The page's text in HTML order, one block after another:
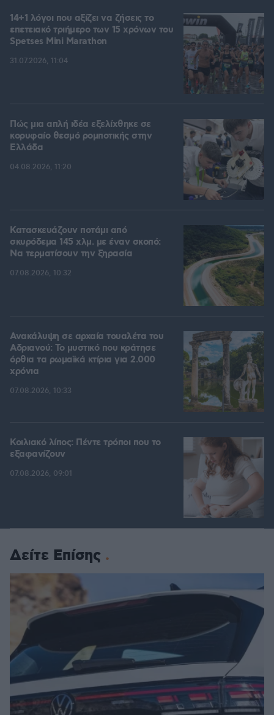
14+1 λόγοι που αξίζει να ζήσεις το
επετειακό τριήμερο των 15 χρόνων του
Spetses Mini Marathon
31.07.2026, 11:04
Πώς μια απλή ιδέα εξελίχθηκε σε
κορυφαίο θεσμό ρομποτικής στην
Ελλάδα
04.08.2026, 11:20
Κατασκευάζουν ποτάμι από
σκυρόδεμα 145 χλμ. με έναν σκοπό:
Να τερματίσουν την ξηρασία
07.08.2026, 10:32
Ανακάλυψη σε αρχαία τουαλέτα του
Αδριανού: Το μυστικό που κράτησε
όρθια τα ρωμαϊκά κτίρια για 2.000
χρόνια
07.08.2026, 10:33
Κοιλιακό λίπος: Πέντε τρόποι που το
εξαφανίζουν
07.08.2026, 09:01
Δείτε Επίσης